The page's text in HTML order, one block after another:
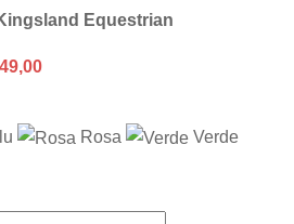
Equestrian
49,00Il
è:
Rosa
Verde